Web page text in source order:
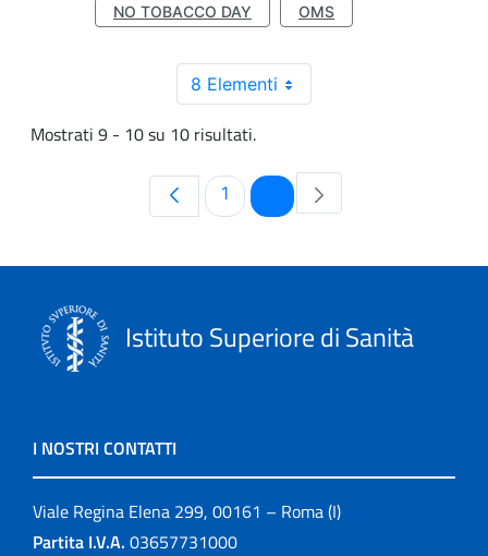
NO TOBACCO DAY
OMS
8 Elementi
Mostrati 9 - 10 su 10 risultati.
Pagina
1 Pagina
Istituto Superiore di Sanità
I NOSTRI CONTATTI
Viale Regina Elena 299, 00161 – Roma (I)
Partita I.V.A. 03657731000